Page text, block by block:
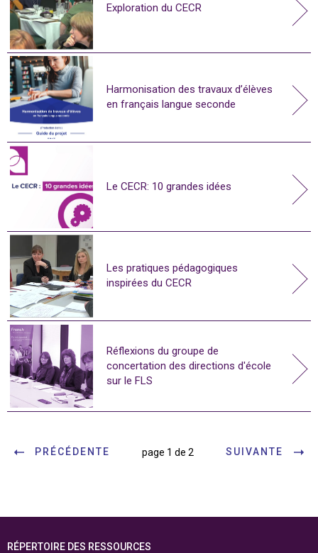
Exploration du CECR
Harmonisation des travaux d’élèves
en français langue seconde
Le CECR: 10 grandes idées
Les pratiques pédagogiques
inspirées du CECR
Réflexions du groupe de
concertation des directions d'école
sur le FLS
PRÉCÉDENTE page 1 de 2 SUIVANTE
RÉPERTOIRE DES RESSOURCES